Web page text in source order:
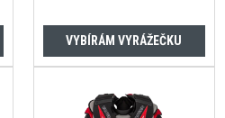
VYBÍRÁM VYRÁŽEČKU